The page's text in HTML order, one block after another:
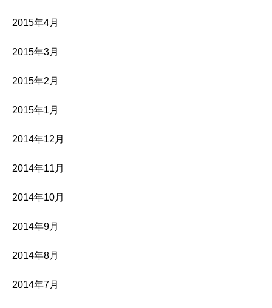
2015年4月
2015年3月
2015年2月
2015年1月
2014年12月
2014年11月
2014年10月
2014年9月
2014年8月
2014年7月